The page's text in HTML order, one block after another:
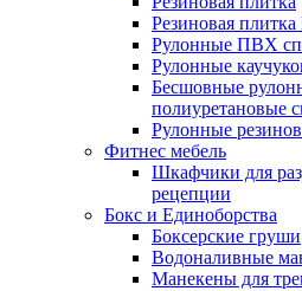
Резиновая плитка
Рулонные ПВХ
Рулонные
Бесшовные
полиуретановые
Рулонные
Фитнес мебель
Шкафчики для
рецепции
Бокс и Единоборства
Боксерские груши
Водоналивные
Манекены для